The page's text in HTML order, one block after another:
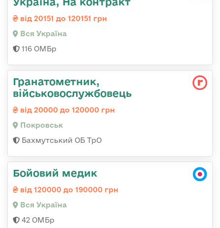
від 20151 до 120151 грн
Вся Україна
116 ОМБр
Гранатометник,
військовослужбовець
від 20000 до 120000 грн
Покровськ
Бахмутський ОБ ТрО
Бойовий медик
від 120000 до 190000 грн
Вся Україна
42 ОМБр